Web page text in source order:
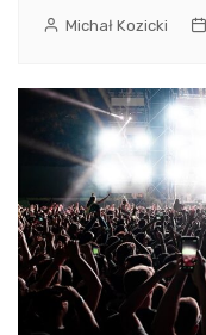
Michał Kozicki